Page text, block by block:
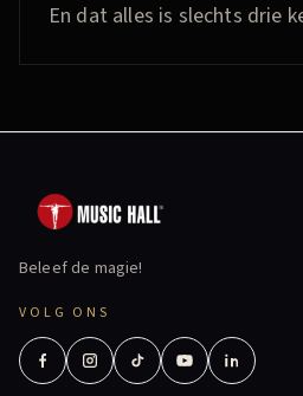
En dat alles is slechts drie
Beleef de magie!
VOLG ONS